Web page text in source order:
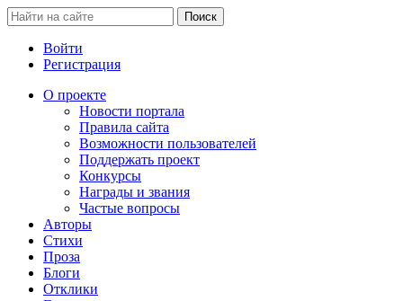
Войти
Регистрация
О проекте
Новости портала
Правила сайта
Возможности пользователей
Поддержать проект
Конкурсы
Награды и звания
Частые вопросы
Авторы
Стихи
Проза
Блоги
Отклики